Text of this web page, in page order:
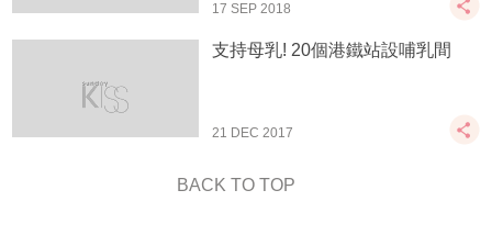
17 SEP 2018
支持母乳! 20個港鐵站設哺乳間
21 DEC 2017
BACK TO TOP